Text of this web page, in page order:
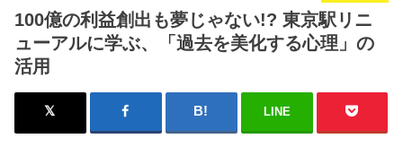
100億の利益創出も夢じゃない!? 東京駅リニ
ューアルに学ぶ、「過去を美化する心理」の
活用
LINE